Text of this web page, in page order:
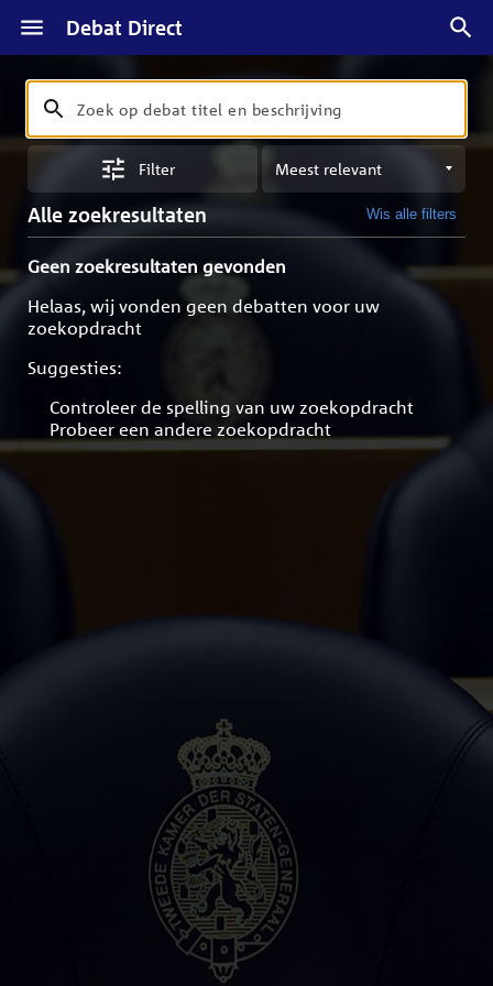
Debat Direct
Zoeken
Zoek
op
en
beschrijving
Filter
Sorteren
op
meest
Alle zoekresultaten Wis alle filters
Geen zoekresultaten gevonden
Helaas, wij vonden geen debatten voor uw
zoekopdracht
Suggesties:
Controleer de spelling van uw zoekopdracht
Probeer een andere zoekopdracht